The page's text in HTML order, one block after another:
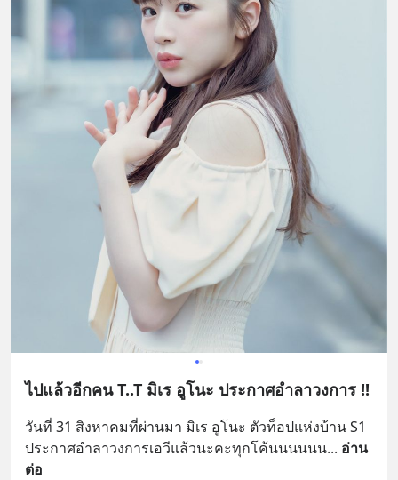
ไปแล้วอีกคน T..T มิเร อูโนะ ประกาศอำลาวงการ !!
วันที่ 31 สิงหาคมที่ผ่านมา มิเร อูโนะ ตัวท็อปแห่งบ้าน S1
ประกาศอำลาวงการเอวีแล้วนะคะทุกโค้นนนนนน... อ่าน
ต่อ